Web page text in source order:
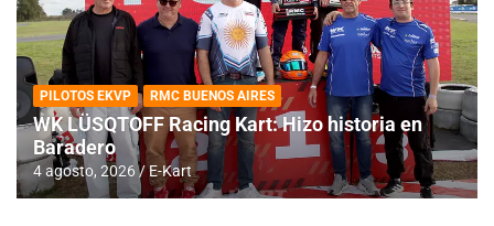
PILOTOS EKVP RMC BUENOS AIRES
WK LÜSQTOFF Racing Kart: Hizo historia en
Baradero
4 agosto, 2026 E-Kart